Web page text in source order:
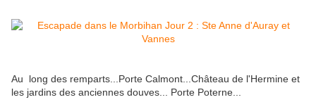
Au long des remparts...Porte Calmont...Château de l'Hermine et
les jardins des anciennes douves... Porte Poterne...